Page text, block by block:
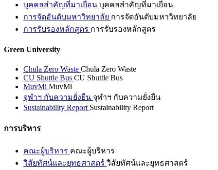
บุคคลสำคัญที่มาเยือน บุคคลสำคัญที่มาเยือน
การจัดอันดับมหาวิทยาลัย การจัดอันดับมหาวิทยาลัย
การรับรองหลักสูตร การรับรองหลักสูตร
Green University
Chula Zero Waste Chula Zero Waste
CU Shuttle Bus CU Shuttle Bus
MuvMi MuvMi
จุฬาฯ กับความยั่งยืน จุฬาฯ กับความยั่งยืน
Sustainability Report Sustainability Report
การบริหาร
คณะผู้บริหาร คณะผู้บริหาร
วิสัยทัศน์และยุทธศาสตร์ วิสัยทัศน์และยุทธศาสตร์